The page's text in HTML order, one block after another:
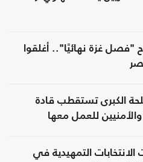
"فصل غزة نهائيًا".. أغلقوا
الكبرى تستقطب قادة
والأمنيين للعمل معها
التمهيدية في